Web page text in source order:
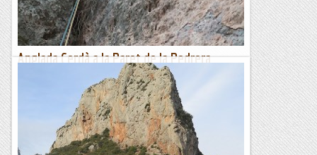
Anglada Cerdà a la Paret de la Pedrera
Com no podia ser d'una altre manera en Cerdà i l'Anglada
tenien tota la paret per desvirgar i gràcies al seu bon ull
varen triar la linea més lógica de la paret.Potser...
Bloc Empotrat